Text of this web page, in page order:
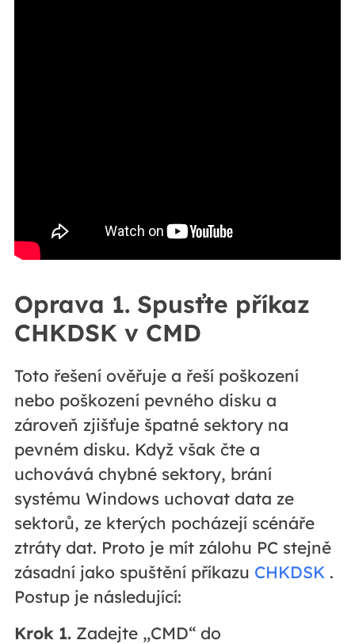
Oprava 1. Spusťte příkaz
CHKDSK v CMD
Toto řešení ověřuje a řeší poškození
nebo poškození pevného disku a
zároveň zjišťuje špatné sektory na
pevném disku. Když však čte a
uchovává chybné sektory, brání
systému Windows uchovat data ze
sektorů, ze kterých pocházejí scénáře
ztráty dat. Proto je mít zálohu PC stejně
zásadní jako spuštění příkazu CHKDSK.
Postup je následující:
Krok 1.Zadejte „CMD“ do